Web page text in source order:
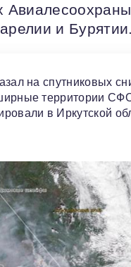
и Бурятии.
на спутниковых
территории
в Иркутской